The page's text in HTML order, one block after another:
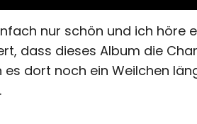
nur schön und ich höre
dass dieses Album die
dort noch ein Weilchen